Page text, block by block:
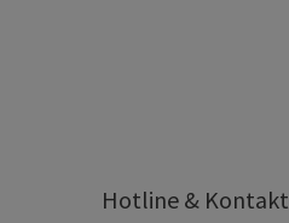
Hotline & Kontakt